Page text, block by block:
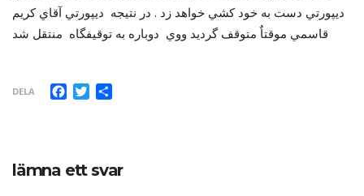
ديپورتي دست به خود کشي خواهد زد . در نتيجه ديپورتي آقاي کريم
DELA Facebook
Twitter
lämna ett svar